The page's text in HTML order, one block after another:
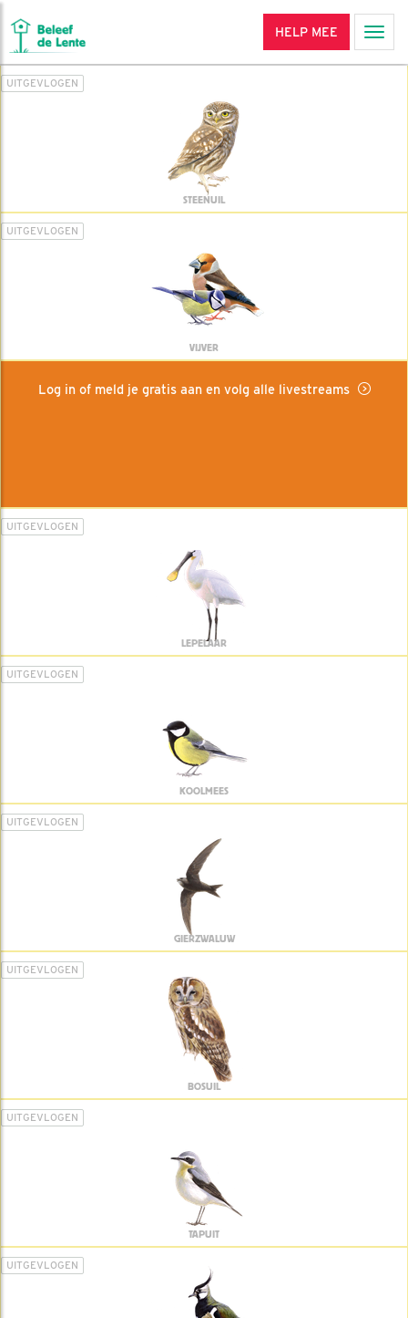
HELP MEE
UITGEVLOGEN
STEENUIL
UITGEVLOGEN
VIJVER
Log in of meld je gratis aan en volg alle livestreams
UITGEVLOGEN
LEPELAAR
UITGEVLOGEN
KOOLMEES
UITGEVLOGEN
GIERZWALUW
UITGEVLOGEN
BOSUIL
UITGEVLOGEN
TAPUIT
UITGEVLOGEN